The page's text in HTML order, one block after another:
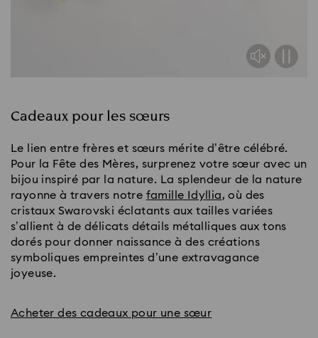
Cadeaux pour les sœurs
Le lien entre frères et sœurs mérite d’être célébré.
Pour la Fête des Mères, surprenez votre sœur avec un
bijou inspiré par la nature. La splendeur de la nature
rayonne à travers notre famille Idyllia, où des
cristaux Swarovski éclatants aux tailles variées
s’allient à de délicats détails métalliques aux tons
dorés pour donner naissance à des créations
symboliques empreintes d’une extravagance
joyeuse.
Acheter des cadeaux pour une sœur